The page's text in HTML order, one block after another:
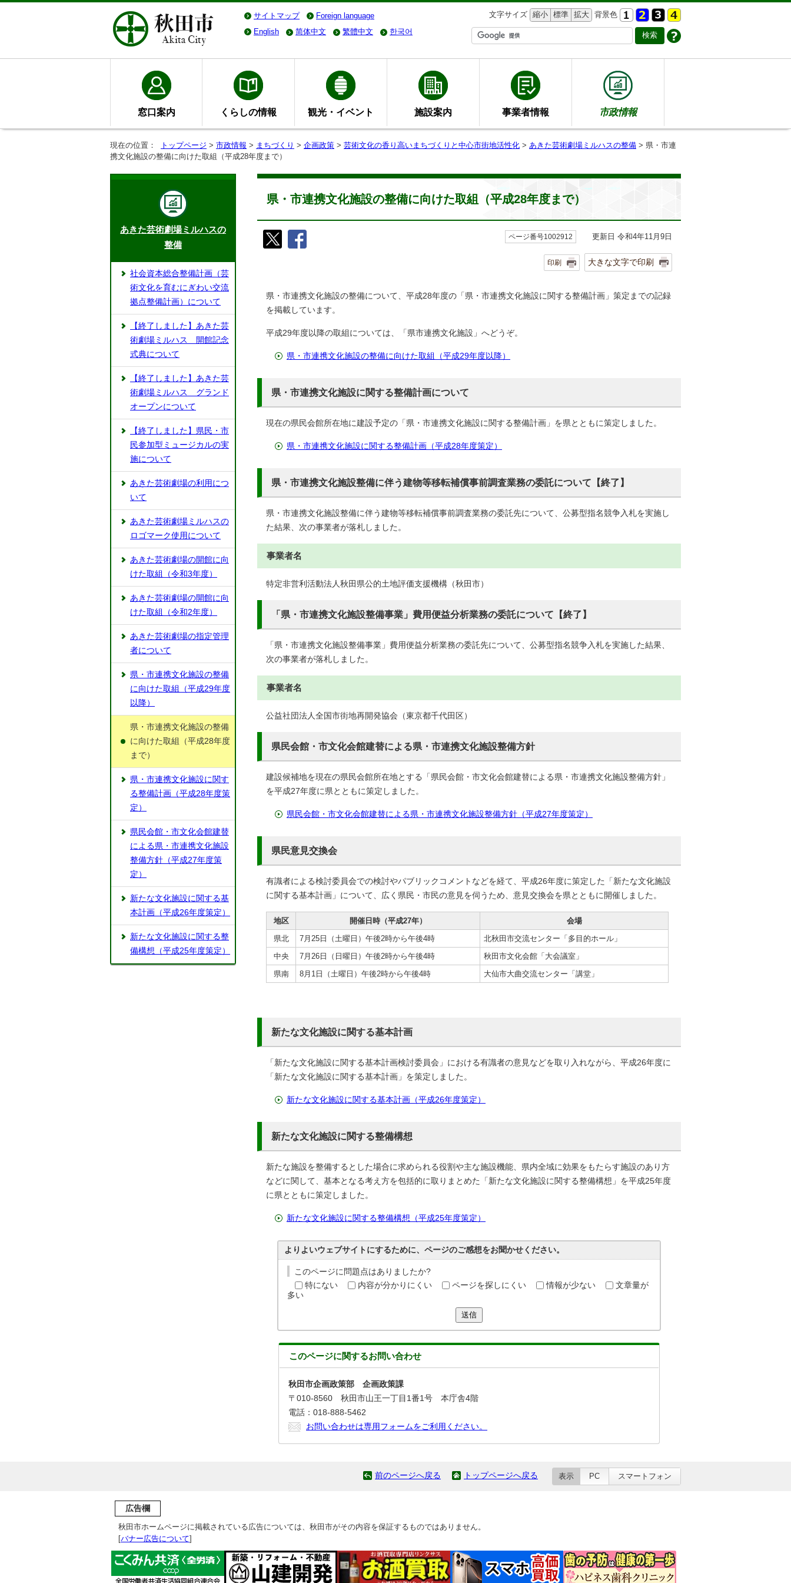
サイトマップ Foreign language 文字サイズ 縮小 標準 拡大 背景色
English
简体中文 繁體中文 한국어
窓口案内 くらしの情報 観光・イベント 施設案内 事業者情報 市政情報
現在の位置： トップページ > 市政情報 > まちづくり > 企画政策 > 芸術文化の香り高いまちづくりと中心市街地活性化 > あきた芸術劇場ミルハスの整備 > 県・市連
携文化施設の整備に向けた取組（平成28年度まで）
県・市連携文化施設の整備に向けた取組（平成28年度まで）
ページ番号1002912 更新日 令和4年11月9日
印刷 大きな文字で印刷
県・市連携文化施設の整備について、平成28年度の「県・市連携文化施設に関する整備計画」策定までの記録
を掲載しています。
平成29年度以降の取組については、「県市連携文化施設」へどうぞ。
県・市連携文化施設の整備に向けた取組（平成29年度以降）
県・市連携文化施設に関する整備計画について
現在の県民会館所在地に建設予定の「県・市連携文化施設に関する整備計画」を県とともに策定しました。
県・市連携文化施設に関する整備計画（平成28年度策定）
県・市連携文化施設整備に伴う建物等移転補償事前調査業務の委託について【終了】
県・市連携文化施設整備に伴う建物等移転補償事前調査業務の委託先について、公募型指名競争入札を実施し
た結果、次の事業者が落札しました。
事業者名
特定非営利活動法人秋田県公的土地評価支援機構（秋田市）
「県・市連携文化施設整備事業」費用便益分析業務の委託について【終了】
「県・市連携文化施設整備事業」費用便益分析業務の委託先について、公募型指名競争入札を実施した結果、
次の事業者が落札しました。
事業者名
公益社団法人全国市街地再開発協会（東京都千代田区）
県民会館・市文化会館建替による県・市連携文化施設整備方針
建設候補地を現在の県民会館所在地とする「県民会館・市文化会館建替による県・市連携文化施設整備方針」
を平成27年度に県とともに策定しました。
県民会館・市文化会館建替による県・市連携文化施設整備方針（平成27年度策定）
県民意見交換会
有識者による検討委員会での検討やパブリックコメントなどを経て、平成26年度に策定した「新たな文化施設
に関する基本計画」について、広く県民・市民の意見を伺うため、意見交換会を県とともに開催しました。
地区 開催日時（平成27年）
会場
県北
7月25日（土曜日）午後2時から午後4時
北秋田市交流センター「多目的ホール」
中央
7月26日（日曜日）午後2時から午後4時
秋田市文化会館「大会議室」
県南
8月1日（土曜日）午後2時から午後4時 大仙市大曲交流センター「講堂」
新たな文化施設に関する基本計画
「新たな文化施設に関する基本計画検討委員会」における有識者の意見などを取り入れながら、平成26年度に
「新たな文化施設に関する基本計画」を策定しました。
新たな文化施設に関する基本計画（平成26年度策定）
新たな文化施設に関する整備構想
新たな施設を整備するとした場合に求められる役割や主な施設機能、県内全域に効果をもたらす施設のあり方
などに関して、基本となる考え方を包括的に取りまとめた「新たな文化施設に関する整備構想」を平成25年度
に県とともに策定しました。
新たな文化施設に関する整備構想（平成25年度策定）
よりよいウェブサイトにするために、ページのご感想をお聞かせください。
このページに問題点はありましたか?
特にない
内容が分かりにくい ページを探しにくい 情報が少ない
文章量が
多い
送信
このページに関するお問い合わせ
秋田市企画政策部 企画政策課
〒010-8560 秋田市山王一丁目1番1号 本庁舎4階
電話：018-888-5462
お問い合わせは専用フォームをご利用ください。
あきた芸術劇場ミルハスの
整備
社会資本総合整備計画（芸
術文化を育むにぎわい交流
拠点整備計画）について
【終了しました】あきた芸
術劇場ミルハス 開館記念
式典について
【終了しました】あきた芸
術劇場ミルハス グランド
オープンについて
【終了しました】県民・市
民参加型ミュージカルの実
施について
あきた芸術劇場の利用につ
いて
あきた芸術劇場ミルハスの
ロゴマーク使用について
あきた芸術劇場の開館に向
けた取組（令和3年度）
あきた芸術劇場の開館に向
けた取組（令和2年度）
あきた芸術劇場の指定管理
者について
県・市連携文化施設の整備
に向けた取組（平成29年度
以降）
県・市連携文化施設の整備
に向けた取組（平成28年度
まで）
県・市連携文化施設に関す
る整備計画（平成28年度策
定）
県民会館・市文化会館建替
による県・市連携文化施設
整備方針（平成27年度策
定）
新たな文化施設に関する基
本計画（平成26年度策定）
新たな文化施設に関する整
備構想（平成25年度策定）
前のページへ戻る トップページへ戻る 表示 PC スマートフォン
広告欄
秋田市ホームページに掲載されている広告については、秋田市がその内容を保証するものではありません。
[バナー広告について]